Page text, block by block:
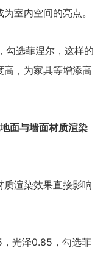
室内空间的亮点。
勾选菲涅尔，这样的
，为家具等增添高
面与墙面材质渲染
渲染效果直接影响
光泽0.85，勾选菲